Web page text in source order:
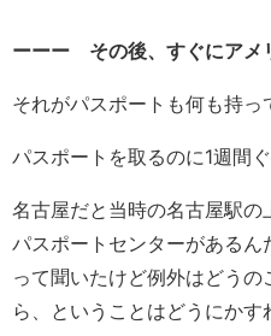
ーーー その後、すぐにアメ
それがパスポートも何も持っ
パスポートを取るのに1週間
名古屋だと当時の名古屋駅
パスポートセンターがあるん
って聞いたけど例外はどう
ら、ということはどうにかす